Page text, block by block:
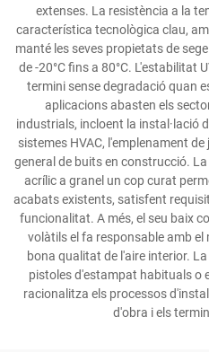
extenses. La resistència a la
característica tecnològica clau,
manté les seves propietats de
de -20°C fins a 80°C. L'estabilitat
termini sense degradació quan
aplicacions abasten els
industrials, incloent la instal·lació
sistemes HVAC, l'emplenament
general de buits en construcció.
acrílic a granel un cop curat
acabats existents, satisfent
funcionalitat. A més, el seu baix
volàtils el fa responsable amb
bona qualitat de l'aire interior.
pistoles d'estampat habituals o
racionalitza els processos
d'obra i els